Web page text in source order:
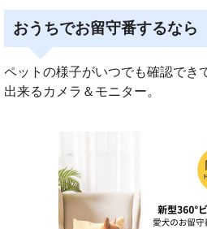
おうちでお留守番するなら
ペットの様子がいつでも確認でき
出来るカメラ＆モニター。